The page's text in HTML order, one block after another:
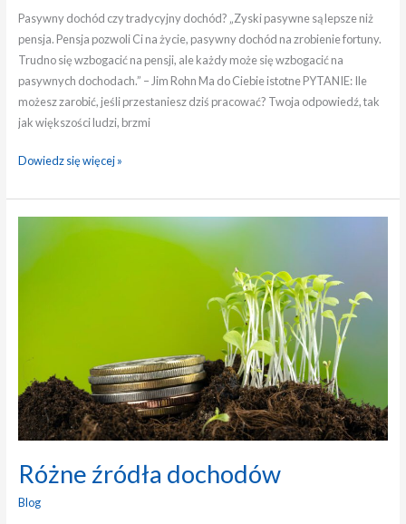
Pasywny dochód czy tradycyjny dochód? „Zyski pasywne są lepsze niż
pensja. Pensja pozwoli Ci na życie, pasywny dochód na zrobienie fortuny.
Trudno się wzbogacić na pensji, ale każdy może się wzbogacić na
pasywnych dochodach.” – Jim Rohn Ma do Ciebie istotne PYTANIE: Ile
możesz zarobić, jeśli przestaniesz dziś pracować? Twoja odpowiedź, tak
jak większości ludzi, brzmi
Dowiedz się więcej »
Różne źródła dochodów
Blog
dochodów